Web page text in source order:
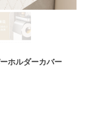
ホルダーカバー